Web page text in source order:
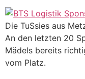
Die TuSsies aus
An den letzten 20
Mädels bereits
vom Platz.